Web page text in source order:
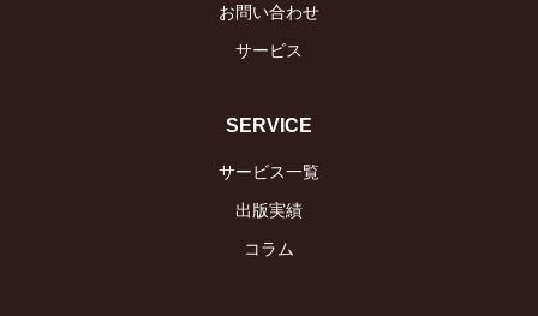
お問い合わせ
サービス
SERVICE
サービス一覧
出版実績
コラム